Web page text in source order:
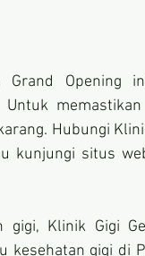
Grand Opening
Hubungi
kunjungi situs
gigi, Klinik Gigi
kesehatan gigi di